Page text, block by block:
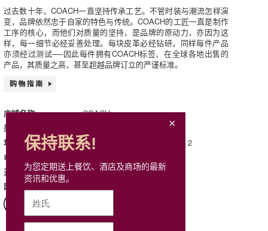
过去数十年，COACH一直坚持传承工艺。不管时装与潮流怎样演
变，品牌依然忠于自家的特色与传统。COACH的工匠一直是制作
工序的核心，而他们对质量的坚持，是品牌的原动力，亦因为这
样，每一细节必经妥善处理。每块皮革必经钻研，同样每件产品
亦须经过测试──因此每件拥有COACH标签、在全球各地出售的
产品，其质量之高，甚至超越品牌订立的严谨标准。
店铺名称 COACH
类别
地址 G63, G & 163, L1, Mira Place 2
电话
开放时间 星期一至日: 10:00 - 22:00
网站
保持联系!
为您定期送上餐饮、酒店及商场的最新
资讯和优惠。